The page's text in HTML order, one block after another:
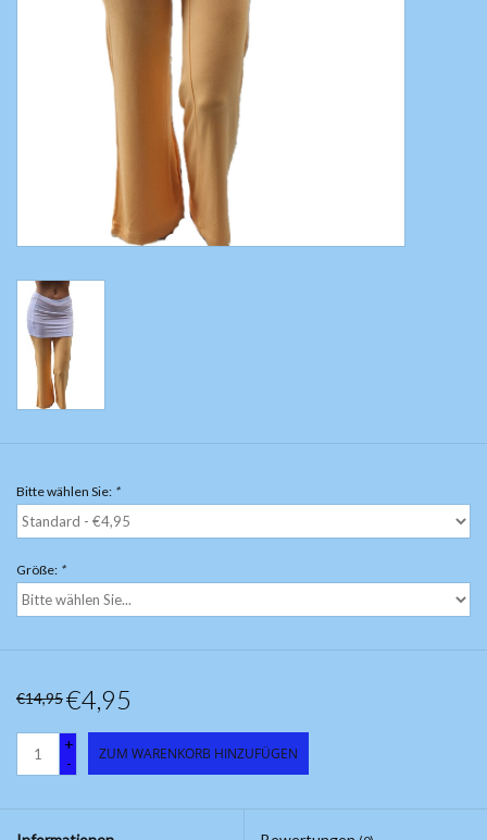
Catsuits / Saidi & Hagalla
Yoga Kleidung
Neu!
Bitte wählen Sie: *
Größe: *
€14,95€4,95
+
-
ZUM WARENKORB HINZUFÜGEN